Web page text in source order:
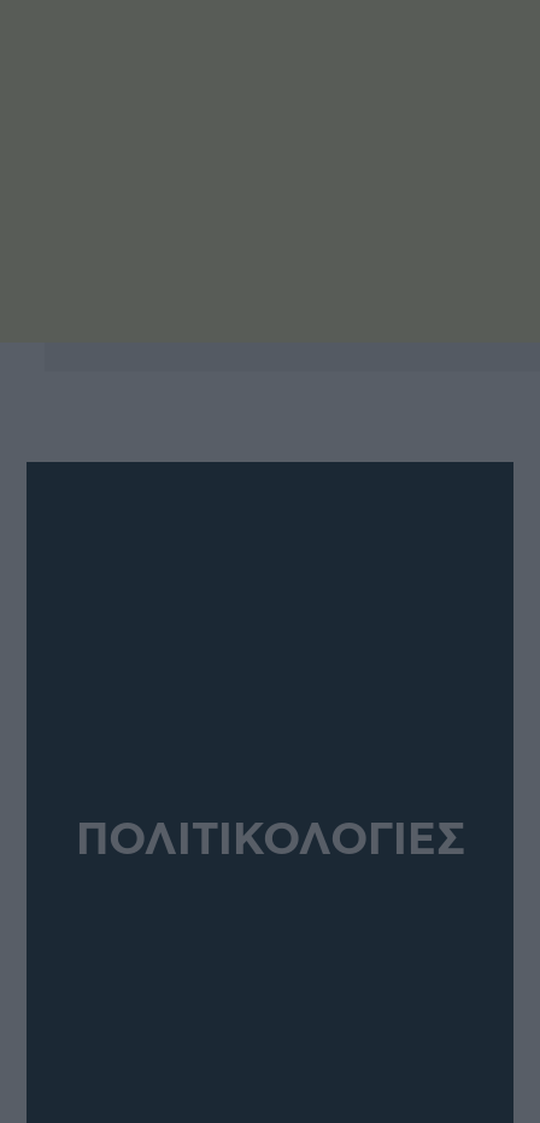
ΠΟΛΙΤΙΚΟΛΟΓΙΕΣ